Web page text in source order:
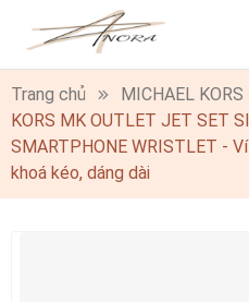
0
Trang chủ MICHAEL KORS
KORS MK OUTLET JET SET
SMARTPHONE WRISTLET -
khoá kéo, dáng dài